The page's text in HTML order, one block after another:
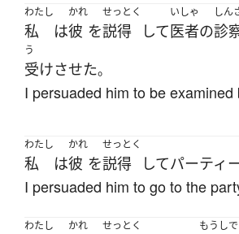
わたし
私 は
かれ
彼 を
せっとく
説得 して
いしゃ
医者の
しん
診
う
受けさせた。
I persuaded him to be examined
わたし
私 は
かれ
彼 を
せっとく
説得 してパーティ
I persuaded him to go to the
わたし
かれ せっとく もうしで